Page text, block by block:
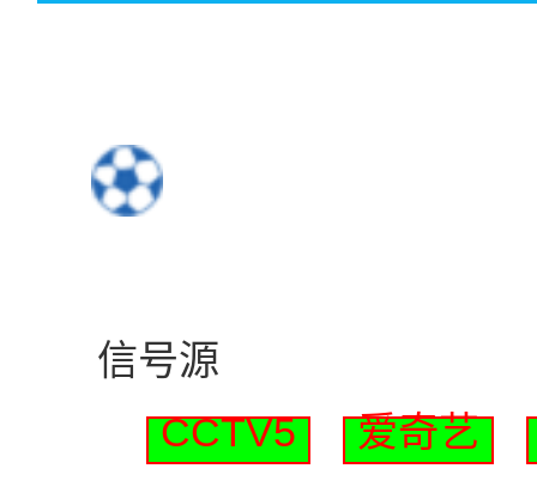
信号源
CCTV5
爱奇艺